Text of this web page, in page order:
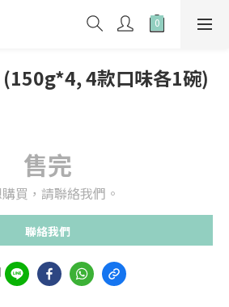
4款口味各1碗)
售完
買，請聯絡我們。
聯絡我們